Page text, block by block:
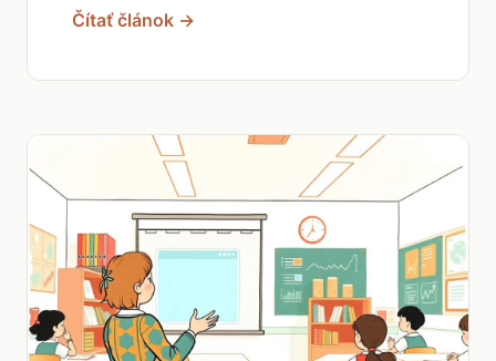
Čítať článok →